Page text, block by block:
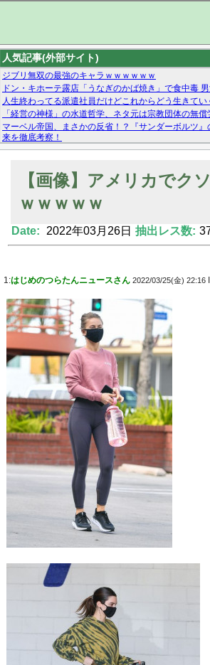
人気記事(外部サイト)
ジブリ無双の最強のキャラｗｗｗｗｗｗ
ドン・キホーテ露店「うなぎのかば焼き」で食中毒
人生終わってる派遣社員だけどこれからどう生きてい
「経営の神様」の水道哲学、ネタ元は宗教団体の無償
マーベル帝国、まさかの反省！？『サンダーボルツ
来を徹底考察！
【モー娘。石田亜佑美】ファーストテイク出演も新
Powered by livedoor 相互RSS
【画像】アメリカでク
ｗｗｗｗｗ
Date: 2022年03月26日 抽出レス数:
1:はじめのつらたんニュースさん 2022/03/25(金) 22:16